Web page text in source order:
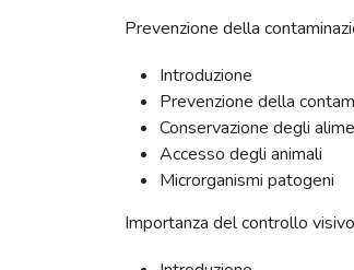
Prevenzione della
Introduzione
Prevenzione della
Conservazione degli
Accesso degli animali
Microrganismi patogeni
Importanza del controllo visivo